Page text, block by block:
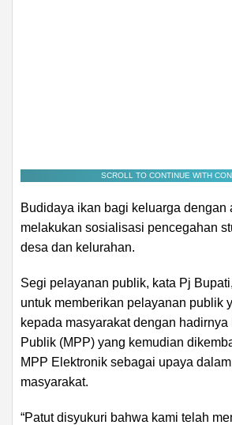
SCROLL TO CONTINUE WITH
Budidaya ikan bagi keluarga dengan
melakukan sosialisasi pencegahan
desa dan kelurahan.
Segi pelayanan publik, kata Pj
untuk memberikan pelayanan publik
kepada masyarakat dengan
Publik (MPP) yang kemudian
MPP Elektronik sebagai upaya
masyarakat.
“Patut disyukuri bahwa kami telah